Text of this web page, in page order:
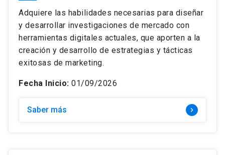
Adquiere las habilidades necesarias para diseñar
y desarrollar investigaciones de mercado con
herramientas digitales actuales, que aporten a la
creación y desarrollo de estrategias y tácticas
exitosas de marketing.
Fecha Inicio: 01/09/2026
Saber más keyboard_arrow_right